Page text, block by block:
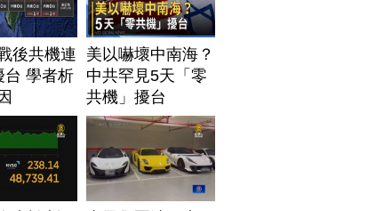
後共機連
台 學者析
美以嚇壞中南海？
中共罕見5天「零
共機」擾台